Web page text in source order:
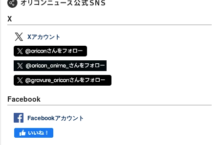
X
Xアカウント
Facebook
Facebookアカウント